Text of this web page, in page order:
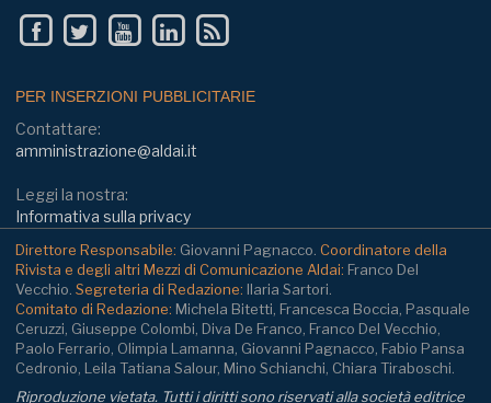
PER INSERZIONI PUBBLICITARIE
Contattare:
amministrazione@aldai.it
Leggi la nostra:
Informativa sulla privacy
Direttore Responsabile: Giovanni Pagnacco. Coordinatore della
Rivista e degli altri Mezzi di Comunicazione Aldai: Franco Del
Vecchio. Segreteria di Redazione: Ilaria Sartori.
Comitato di Redazione: Michela Bitetti, Francesca Boccia, Pasquale
Ceruzzi, Giuseppe Colombi, Diva De Franco, Franco Del Vecchio,
Paolo Ferrario, Olimpia Lamanna, Giovanni Pagnacco, Fabio Pansa
Cedronio, Leila Tatiana Salour, Mino Schianchi, Chiara Tiraboschi.
Riproduzione vietata. Tutti i diritti sono riservati alla società editrice